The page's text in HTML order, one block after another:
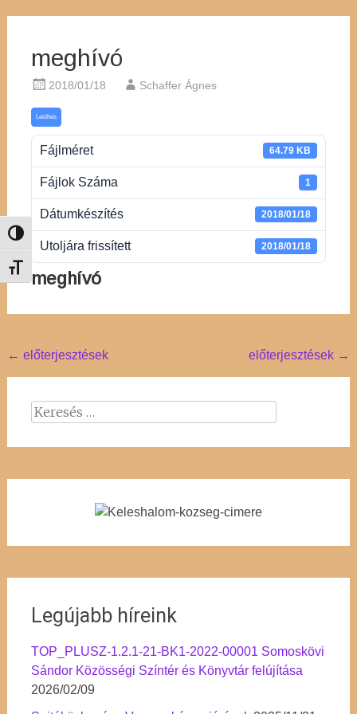
Nagy kontraszt váltása
Betűméret váltása
meghívó
2018/01/18 Schaffer Ágnes
Letöltés
Fájlméret 64.79 KB
Fájlok Száma 1
Dátumkészítés 2018/01/18
Utoljára frissített 2018/01/18
meghívó
Post
navigation
← előterjesztések előterjesztések →
Keresés:
Legújabb híreink
TOP_PLUSZ-1.2.1-21-BK1-2022-00001 Somoskövi
Sándor Közösségi Színtér és Könyvtár felújítása
2026/02/09